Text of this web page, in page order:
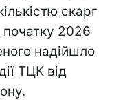
скарг
початку 2026
надійшло
ТЦК від